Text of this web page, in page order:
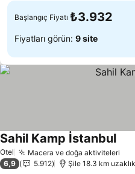
Başlangıç Fiyatı ₺3.932
Fiyatları görün: 9 site
Otel Macera ve doğa aktiviteleri
Sahil Kamp İstanbul
6,9 5.912 Şile 18.3 km